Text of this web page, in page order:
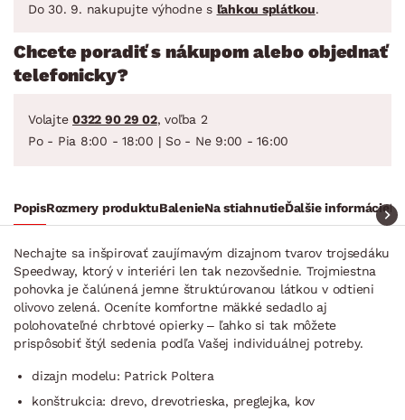
Do 30. 9. nakupujte výhodne s ľahkou splátkou.
Chcete poradiť s nákupom alebo objednať
telefonicky?
Volajte 0322 90 29 02, voľba 2
Po - Pia 8:00 - 18:00 | So - Ne 9:00 - 16:00
PopisRozmery produktuBalenieNa stiahnutieĎalšie informácie
Nechajte sa inšpirovať zaujímavým dizajnom tvarov trojsedáku
Speedway, ktorý v interiéri len tak nezovšednie. Trojmiestna
pohovka je čalúnená jemne štruktúrovanou látkou v odtieni
olivovo zelená. Oceníte komfortne mäkké sedadlo aj
polohovateľné chrbtové opierky – ľahko si tak môžete
prispôsobiť štýl sedenia podľa Vašej individuálnej potreby.
dizajn modelu: Patrick Poltera
konštrukcia: drevo, drevotrieska, preglejka, kov